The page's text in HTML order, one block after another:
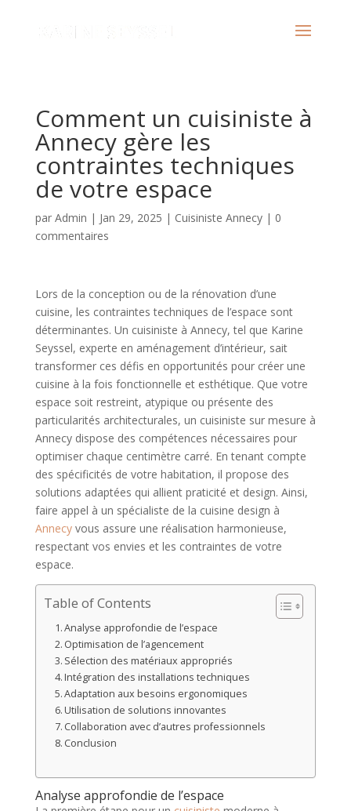
Comment un cuisiniste à
Annecy gère les
contraintes techniques
de votre espace
par Admin | Jan 29, 2025 | Cuisiniste Annecy| 0
commentaires
Lors de la conception ou de la rénovation d’une
cuisine, les contraintes techniques de l’espace sont
déterminantes. Un cuisiniste à Annecy, tel que Karine
Seyssel, experte en aménagement d’intérieur, sait
transformer ces défis en opportunités pour créer une
cuisine à la fois fonctionnelle et esthétique. Que votre
espace soit restreint, atypique ou présente des
particularités architecturales, un cuisiniste sur mesure à
Annecy dispose des compétences nécessaires pour
optimiser chaque centimètre carré. En tenant compte
des spécificités de votre habitation, il propose des
solutions adaptées qui allient praticité et design. Ainsi,
faire appel à un spécialiste de la cuisine design à
Annecyvous assure une réalisation harmonieuse,
respectant vos envies et les contraintes de votre
espace.
Table of Contents
Analyse approfondie de l’espace
Optimisation de l’agencement
Sélection des matériaux appropriés
Intégration des installations techniques
Adaptation aux besoins ergonomiques
Utilisation de solutions innovantes
Collaboration avec d’autres professionnels
Conclusion
Analyse approfondie de l’espace